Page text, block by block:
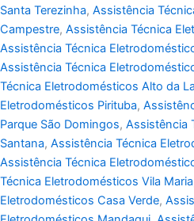
Santa Terezinha, Assistência
Campestre, Assistência Técnica
Assistência Técnica
Assistência Técnica
Técnica Eletrodomésticos Alto da
Eletrodomésticos Pirituba,
Parque São Domingos, Assistência
Santana, Assistência Técnica
Assistência Técnica
Técnica Eletrodomésticos Vila Maria
Eletrodomésticos Casa Verde,